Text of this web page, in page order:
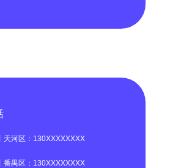
天河区：130XXXXXXXX
番禺区：130XXXXXXXX